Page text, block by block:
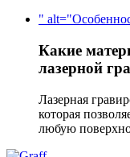
"
Какие
лазерной
Лазерная
которая
любую